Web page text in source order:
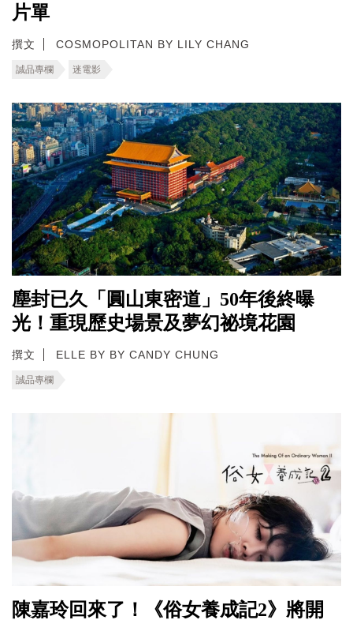
片單
撰文 COSMOPOLITAN BY LILY CHANG
誠品專欄 迷電影
塵封已久「圓山東密道」50年後終曝
光！重現歷史場景及夢幻祕境花園
撰文 ELLE BY BY CANDY CHUNG
誠品專欄
陳嘉玲回來了！《俗女養成記2》將開